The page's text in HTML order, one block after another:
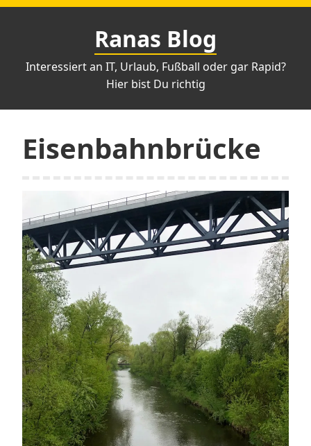
Zum
Ranas Blog
Interessiert an IT, Urlaub, Fußball oder gar Rapid?
Hier bist Du richtig
Eisenbahnbrücke